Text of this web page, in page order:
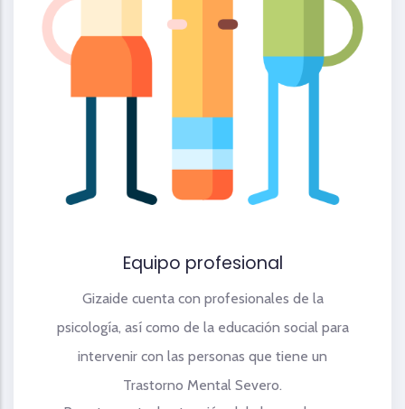
Equipo profesional
Gizaide cuenta con profesionales de la
psicología, así como de la educación social para
intervenir con las personas que tiene un
Trastorno Mental Severo.